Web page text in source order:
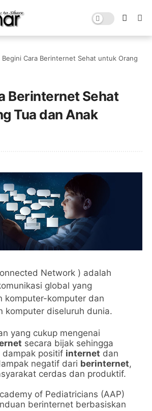
Begini Cara Berinternet Sehat untuk Orang
Berinternet Sehat
Tua dan Anak
Network ) adalah
global yang
komputer-komputer dan
komputer diseluruh dunia.
yang cukup mengenai
secara bijak sehingga
dampak positif internet dan
negatif dari berinternet,
cerdas dan produktif.
of Pediatricians (AAP)
berinternet berbasiskan